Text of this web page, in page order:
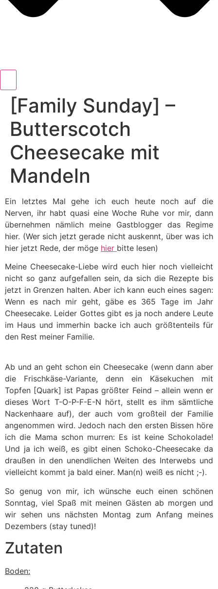
[Family Sunday] –
Butterscotch
Cheesecake mit
Mandeln
Ein letztes Mal gehe ich euch heute noch auf die
Nerven, ihr habt quasi eine Woche Ruhe vor mir, dann
übernehmen nämlich meine Gastblogger das Regime
hier. (Wer sich jetzt gerade nicht auskennt, über was ich
hier jetzt Rede, der möge hier bitte lesen)
Meine Cheesecake-Liebe wird euch hier noch vielleicht
nicht so ganz aufgefallen sein, da sich die Rezepte bis
jetzt in Grenzen halten. Aber ich kann euch eines sagen:
Wenn es nach mir geht, gäbe es 365 Tage im Jahr
Cheesecake. Leider Gottes gibt es ja noch andere Leute
im Haus und immerhin backe ich auch größtenteils für
den Rest meiner Familie.
Ab und an geht schon ein Cheesecake (wenn dann aber
die Frischkäse-Variante, denn ein Käsekuchen mit
Topfen [Quark] ist Papas größter Feind – allein wenn er
dieses Wort T-O-P-F-E-N hört, stellt es ihm sämtliche
Nackenhaare auf), der auch vom großteil der Familie
angenommen wird. Jedoch nach den ersten Bissen höre
ich die Mama schon murren: Es ist keine Schokolade!
Und ja ich weiß, es gibt einen Schoko-Cheesecake da
draußen in den unendlichen Weiten des Interwebs und
vielleicht kommt ja bald einer. Man(n) weiß es nicht ;-).
So genug von mir, ich wünsche euch einen schönen
Sonntag, viel Spaß mit meinen Gästen ab morgen und
wir sehen uns nächsten Montag zum Anfang meines
Dezembers (stay tuned)!
Zutaten
Boden: